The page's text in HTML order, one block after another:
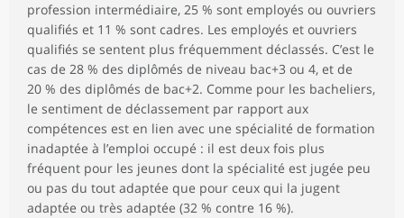
profession intermédiaire, 25 % sont employés ou ouvriers
qualifiés et 11 % sont cadres. Les employés et ouvriers
qualifiés se sentent plus fréquemment déclassés. C’est le
cas de 28 % des diplômés de niveau bac+3 ou 4, et de
20 % des diplômés de bac+2. Comme pour les bacheliers,
le sentiment de déclassement par rapport aux
compétences est en lien avec une spécialité de formation
inadaptée à l’emploi occupé : il est deux fois plus
fréquent pour les jeunes dont la spécialité est jugée peu
ou pas du tout adaptée que pour ceux qui la jugent
adaptée ou très adaptée (32 % contre 16 %).